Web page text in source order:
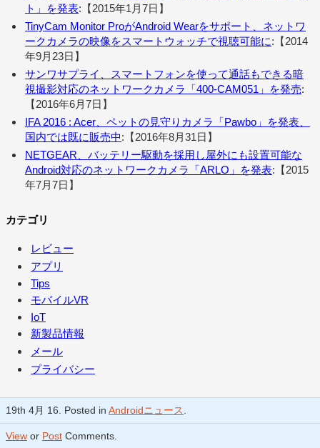
ト」を発表:【2015年1月7日】
TinyCam Monitor ProがAndroid Wearをサポート、ネットワ
ークカメラの映像をスマートウォッチで視聴可能に:【2014
年9月23日】
サンワサプライ、スマートフォンを使って通話もできる暗
視撮影対応のネットワークカメラ「400-CAM051」を発売:
【2016年6月7日】
IFA 2016 : Acer、ペットの見守りカメラ「Pawbo」を発表、
国内では既に販売中:【2016年8月31日】
NETGEAR、バッテリー駆動を採用し屋外にも設置可能な
Android対応のネットワークカメラ「ARLO」を発表:【2015
年7月7日】
カテゴリ
レビュー
アプリ
Tips
モバイルVR
IoT
新製品情報
メール
プライバシー
19th 4月 16. Posted in Androidニュース
View or Post Comments.